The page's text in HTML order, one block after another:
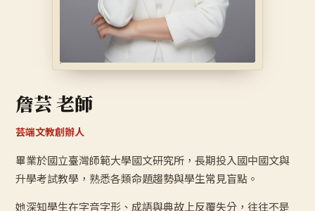
詹芸 老師
芸端文教創辦人
畢業於國立臺灣師範大學國文研究所，長期投入國中國文與
升學考試教學，熟悉各類命題趨勢與學生常見盲點。
她深知學生在字音字形、成語與典故上反覆失分，往往不是